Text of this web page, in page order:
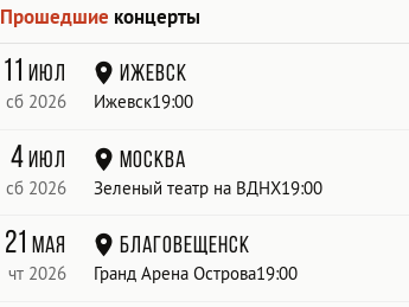
Прошедшие концерты
11июл
сб 2026
Ижевск
Ижевск19:00
4июл
сб 2026
Москва
Зеленый театр на ВДНХ19:00
21мая
чт 2026
Благовещенск
Гранд Арена Острова19:00